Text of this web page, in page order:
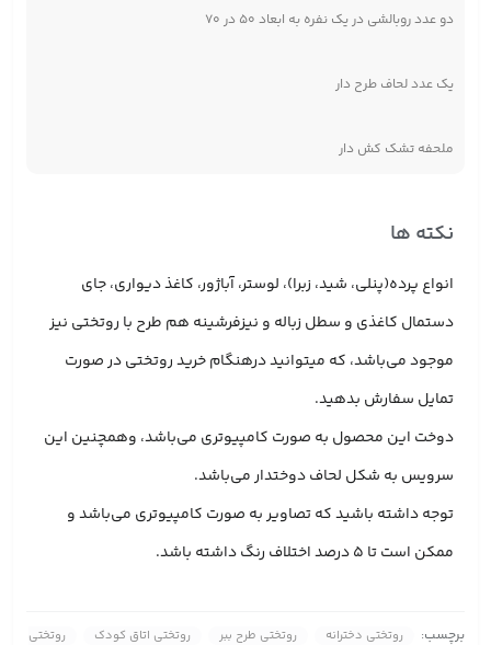
دو عدد روبالشی در یک نفره به ابعاد ۵۰ در ۷۰
یک عدد لحاف طرح دار
ملحفه تشک کش دار
نکته ها
انواع پرده(پنلی، شید، زبرا)، لوستر، آباژور، کاغذ دیواری، جای
دستمال کاغذی و سطل زباله و نیزفرشینه هم طرح با روتختی نیز
موجود می‌باشد، که میتوانید درهنگام خرید روتختی در صورت
تمایل سفارش بدهید.
دوخت این محصول به صورت کامپیوتری می‌باشد، وهمچنین این
سرویس به شکل لحاف دوختدار می‌باشد.
توجه داشته باشید که تصاویر به صورت کامپیوتری می‌باشد و
ممکن است تا 5 درصد اختلاف رنگ داشته باشد.
برچسب: روتختی دخترانه روتختی طرح ببر روتختی اتاق کودک
روتختی